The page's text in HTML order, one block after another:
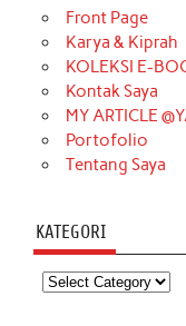
Front Page
Karya & Kiprah
KOLEKSI E-
Kontak Saya
MY ARTICLE
Portofolio
Tentang Saya
KATEGORI
Kategori